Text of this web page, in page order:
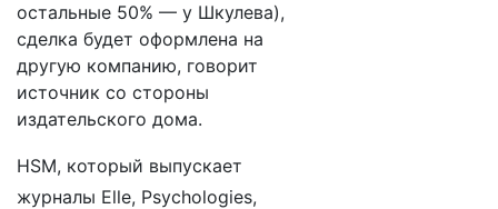
остальные 50% — у Шкулева),
сделка будет оформлена на
другую компанию, говорит
источник со стороны
издательского дома.
HSM, который выпускает
журналы Elle, Psychologies,